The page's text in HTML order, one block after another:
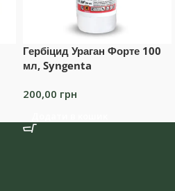
Гербіцид Ураган Форте 100
мл, Syngenta
200,00 грн